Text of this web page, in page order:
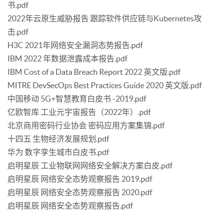
书.pdf
2022年云原生威胁报告 跟踪软件供应链与Kubernetes攻
击.pdf
H3C 2021年网络安全漏洞态势报告.pdf
IBM 2022 年数据泄露成本报告.pdf
IBM Cost of a Data Breach Report 2022 英文版.pdf
MITRE DevSecOps Best Practices Guide 2020 英文版.pdf
中国移动 5G+智慧教育白皮书 -2019.pdf
亿欧智库 工业元宇宙报告（2022年）.pdf
北京商用密码行业协会 密码应用方案集锦.pdf
十四五 生物经济发展规划.pdf
华为 数字孪生城市白皮书.pdf
启明星辰 工业物联网网络安全解决方案白皮.pdf
启明星辰 网络安全态势观察报告 2019.pdf
启明星辰 网络安全态势观察报告 2020.pdf
启明星辰 网络安全态势观察报告.pdf